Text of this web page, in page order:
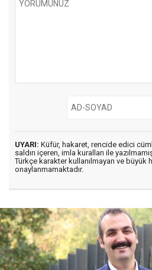
UYARI: Küfür, hakaret, rencide edici
saldırı içeren, imla kuralları ile
Türkçe karakter kullanılmayan ve büyük
onaylanmamaktadır.